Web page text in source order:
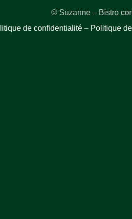
© Suzanne – Bistro
de confidentialité– Politique